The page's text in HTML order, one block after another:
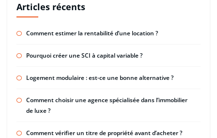
Articles récents
Comment estimer la rentabilité d’une location ?
Pourquoi créer une SCI à capital variable ?
Logement modulaire : est-ce une bonne alternative ?
Comment choisir une agence spécialisée dans l’immobilier
de luxe ?
Comment vérifier un titre de propriété avant d’acheter ?